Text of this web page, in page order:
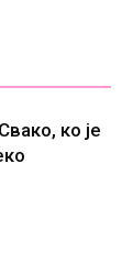
ко је